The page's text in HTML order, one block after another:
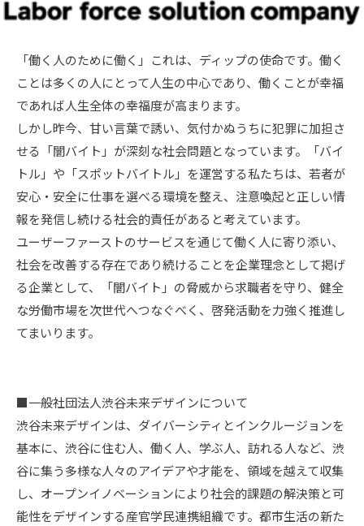
「働く人のために働く」これは、ディップの使命です。働く
ことは多くの人にとって人生の中心であり、働くことが幸福
であれば人生全体の幸福度が高まります。
しかし昨今、甘い言葉で誘い、気付かぬうちに犯罪に加担さ
せる「闇バイト」が深刻な社会問題となっています。「バイ
トル」や「スポットバイトル」を運営する私たちは、若者が
安心・安全に仕事を選べる環境を整え、注意喚起と正しい情
報を発信し続ける社会的責任があると考えています。
ユーザーファーストのサービスを通じて働く人に寄り添い、
社会を改善する存在であり続けることを企業理念として掲げ
る企業として、「闇バイト」の脅威から求職者を守り、健全
な労働市場を次世代へつなぐべく、啓発活動を力強く推進し
てまいります。
■一般社団法人渋谷未来デザインについて
渋谷未来デザインは、ダイバーシティとインクルージョンを
基本に、渋谷に住む人、働く人、学ぶ人、訪れる人など、渋
谷に集う多様な人々のアイデアや才能を、領域を越えて収集
し、オープンイノベーションにより社会的課題の解決策と可
能性をデザインする産官学民連携組織です。都市生活の新た